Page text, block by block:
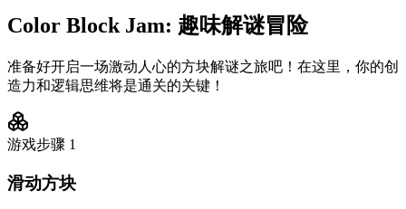
Color Block Jam: 趣味解谜冒险
准备好开启一场激动人心的方块解谜之旅吧！在这里，你的创
造力和逻辑思维将是通关的关键！
游戏步骤 1
滑动方块